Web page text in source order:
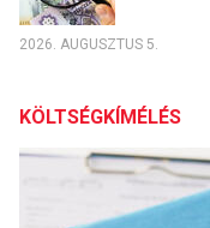
2026. AUGUSZTUS 5.
KÖLTSÉGKÍMÉLÉS